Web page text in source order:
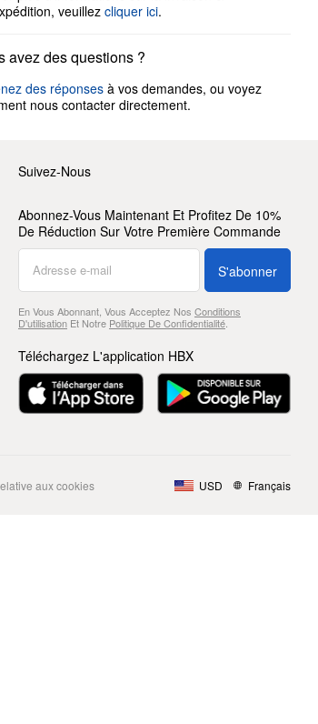
veuillezcliquer ici.
avez des questions ?
des réponses à vos demandes, ou voyez
nous contacter directement.
Suivez-Nous
Abonnez-Vous Maintenant Et Profitez De 10%
De Réduction Sur Votre Première Commande
S'abonner
En Vous Abonnant, Vous Acceptez Nos Conditions
D'utilisationEt Notre Politique De Confidentialité.
Téléchargez L'application HBX
aux cookies USD Français